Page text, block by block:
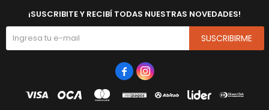
¡SUSCRIBITE Y RECIBÍ TODAS NUESTRAS NOVEDADES!
SUSCRIBIRME
 